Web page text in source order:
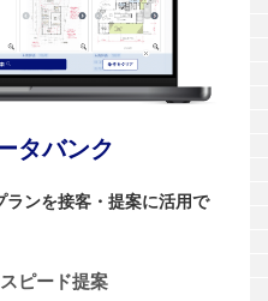
タバンク
ンを接客・提案に活用で
ピード提案